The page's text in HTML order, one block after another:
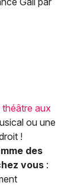
théâtre aux
ou une
!
des
vous :